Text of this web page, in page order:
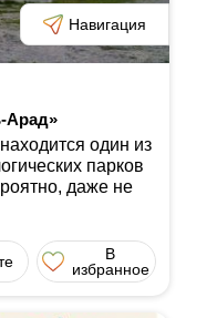
Навигация
Арад»
один из
парков
даже не
В
избранное